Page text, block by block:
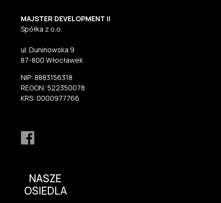
MAJSTER DEVELOPMENT II
Spółka z o.o.
ul. Duninowska 9
87-800 Włocławek
NIP: 8883156318
REGON: 522350078
KRS: 0000977766
NASZE
OSIEDLA